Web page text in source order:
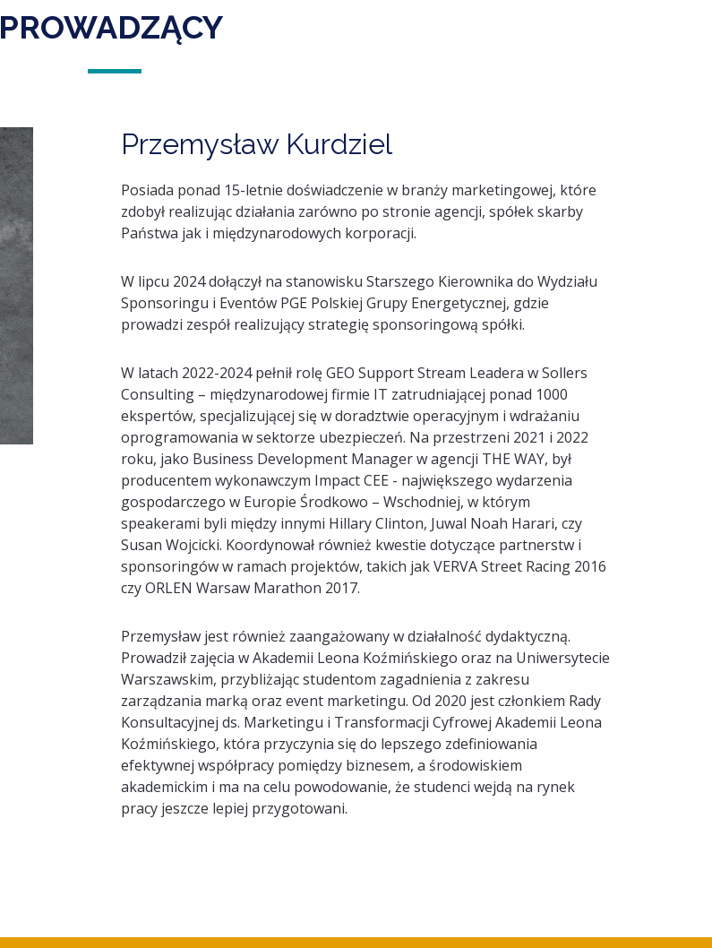
PROWADZĄCY
Przemysław Kurdziel
Posiada ponad 15-letnie doświadczenie w branży marketingowej, które
zdobył realizując działania zarówno po stronie agencji, spółek skarby
Państwa jak i międzynarodowych korporacji.
W lipcu 2024 dołączył na stanowisku Starszego Kierownika do Wydziału
Sponsoringu i Eventów PGE Polskiej Grupy Energetycznej, gdzie
prowadzi zespół realizujący strategię sponsoringową spółki.
W latach 2022-2024 pełnił rolę GEO SupportStream Leadera wSollers
Consulting – międzynarodowej firmie IT zatrudniającej ponad 1000
ekspertów, specjalizującej się w doradztwie operacyjnym i wdrażaniu
oprogramowania w sektorze ubezpieczeń. Na przestrzeni 2021 i 2022
roku, jako Business Development Managerw agencji THE WAY, był
producentem wykonawczym ImpactCEE - największego wydarzenia
gospodarczego w Europie Środkowo – Wschodniej, w którym
speakerami byli między innymi Hillary Clinton, Juwal Noah Harari, czy
Susan Wojcicki. Koordynował również kwestie dotyczące partnerstw i
sponsoringóww ramach projektów, takich jakVERVAStreet Racing 2016
czyORLEN Warsaw Marathon 2017.
Przemysław jest również zaangażowany w działalność dydaktyczną.
Prowadził zajęcia wAkademii Leona Koźmińskiego oraz na Uniwersytecie
Warszawskim, przybliżając studentom zagadnienia z zakresu
zarządzania marką oraz event marketingu. Od 2020 jest członkiem Rady
Konsultacyjnej ds. Marketingu i Transformacji Cyfrowej Akademii Leona
Koźmińskiego, która przyczynia się do lepszego zdefiniowania
efektywnej współpracy pomiędzy biznesem, a środowiskiem
akademickim i ma na celu powodowanie, że studenci wejdą na rynek
pracy jeszcze lepiej przygotowani.